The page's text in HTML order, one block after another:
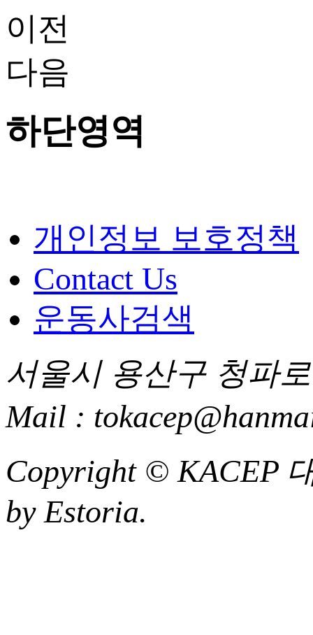
이전
다음
하단영역
개인정보 보호정책
Contact Us
운동사검색
서울시 용산구 청파
Mail :
Copyright © KACEP
by Estoria.